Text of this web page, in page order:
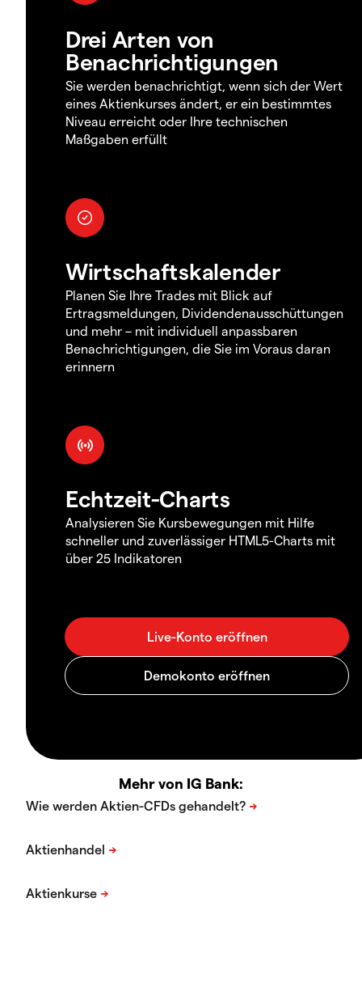
Drei Arten von
Benachrichtigungen
Sie werden benachrichtigt, wenn sich der Wert
eines Aktienkurses ändert, er ein bestimmtes
Niveau erreicht oder Ihre technischen
Maßgaben erfüllt
Wirtschaftskalender
Planen Sie Ihre Trades mit Blick auf
Ertragsmeldungen, Dividendenausschüttungen
und mehr – mit individuell anpassbaren
Benachrichtigungen, die Sie im Voraus daran
erinnern
Echtzeit-Charts
Analysieren Sie Kursbewegungen mit Hilfe
schneller und zuverlässiger HTML5-Charts mit
über 25 Indikatoren
Mehr von IG Bank: